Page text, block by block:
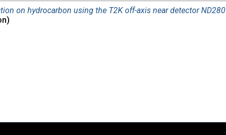
on hydrocarbon using the T2K off-axis near detector ND280